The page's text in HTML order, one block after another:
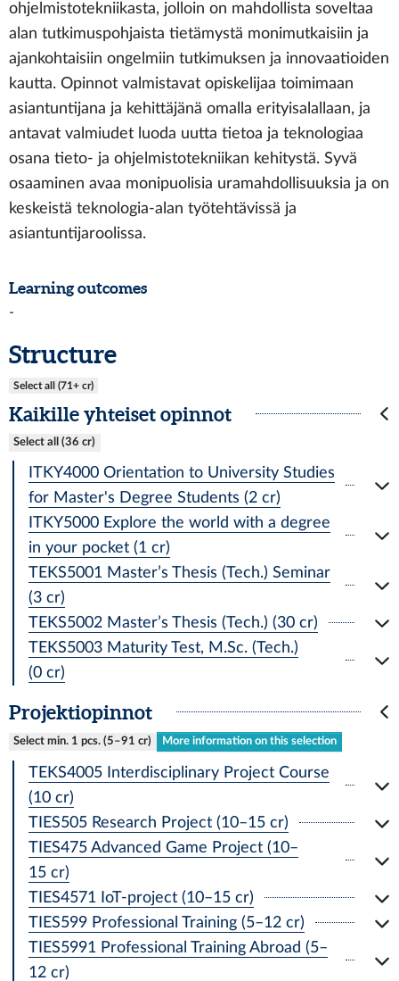
ohjelmistotekniikasta, jolloin on mahdollista soveltaa
alan tutkimuspohjaista tietämystä monimutkaisiin ja
ajankohtaisiin ongelmiin tutkimuksen ja innovaatioiden
kautta. Opinnot valmistavat opiskelijaa toimimaan
asiantuntijana ja kehittäjänä omalla erityisalallaan, ja
antavat valmiudet luoda uutta tietoa ja teknologiaa
osana tieto- ja ohjelmistotekniikan kehitystä. Syvä
osaaminen avaa monipuolisia uramahdollisuuksia ja on
keskeistä teknologia-alan työtehtävissä ja
asiantuntijaroolissa.
Learning outcomes
-
Structure
Select all (71+ cr)
Kaikille yhteiset opinnot
Select all (36 cr)
ITKY4000 Orientation to University Studies
for Master's Degree Students (2 cr)
ITKY5000 Explore the world with a degree
in your pocket (1 cr)
TEKS5001 Master’s Thesis (Tech.) Seminar
(3 cr)
TEKS5002 Master’s Thesis (Tech.) (30 cr)
TEKS5003 Maturity Test, M.Sc. (Tech.)
(0 cr)
Projektiopinnot
Select min. 1 pcs. (5–91 cr) More information on this selection
TEKS4005 Interdisciplinary Project Course
(10 cr)
TIES505 Research Project (10–15 cr)
TIES475 Advanced Game Project (10–
15 cr)
TIES4571 IoT-project (10–15 cr)
TIES599 Professional Training (5–12 cr)
TIES5991 Professional Training Abroad (5–
12 cr)